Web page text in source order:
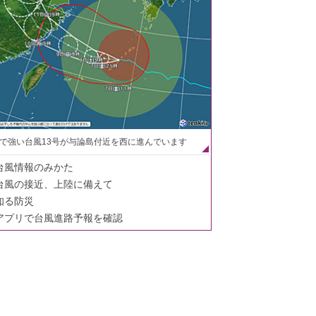
強い台風13号が与論島付近を西に進んでいます
風情報のみかた
風の接近、上陸に備えて
る防災
プリで台風進路予報を確認